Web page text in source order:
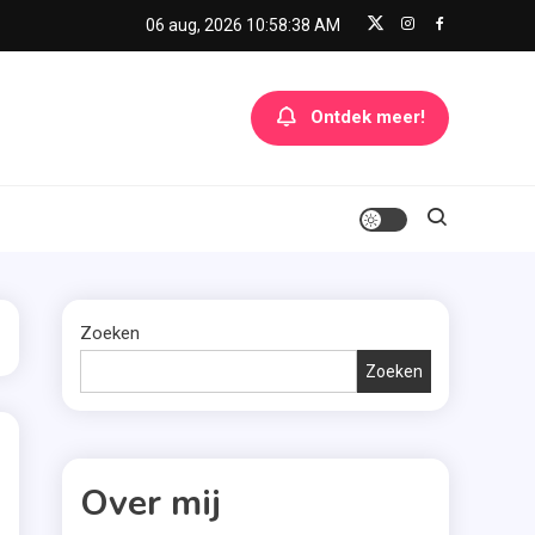
06 aug, 2026 10:58:38 AM
Ontdek meer!
Zoeken
Zoeken
Over mij